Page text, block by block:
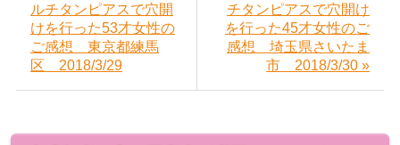
ルチタンピアスで穴開
けを行った53才女性の
ご感想 東京都練馬
区 2018/3/29
チタンピアスで穴開け
を行った45才女性のご
感想 埼玉県さいたま
市 2018/3/30 »